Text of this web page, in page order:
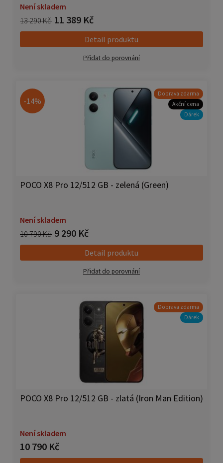
Není skladem
13 290 Kč 11 389 Kč
Detail produktu
Přidat do porovnání
-14%
Doprava zdarma
Akční cena
Dárek
POCO X8 Pro 12/512 GB - zelená (Green)
Není skladem
10 790 Kč 9 290 Kč
Detail produktu
Přidat do porovnání
Doprava zdarma
Dárek
POCO X8 Pro 12/512 GB - zlatá (Iron Man Edition)
Není skladem
10 790 Kč